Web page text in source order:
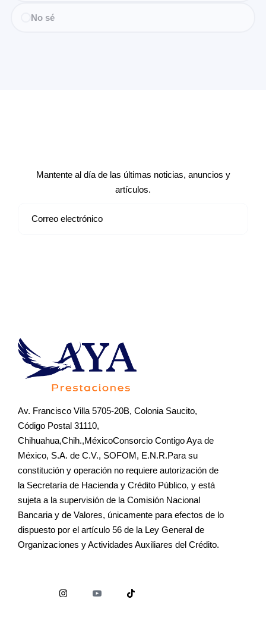
No sé
Mantente al día de las últimas noticias, anuncios y
artículos.
Av. Francisco Villa 5705-20B, Colonia Saucito,
Código Postal 31110,
Chihuahua,Chih.,MéxicoConsorcio Contigo Aya de
México, S.A. de C.V., SOFOM, E.N.R.Para su
constitución y operación no requiere autorización de
la Secretaría de Hacienda y Crédito Público, y está
sujeta a la supervisión de la Comisión Nacional
Bancaria y de Valores, únicamente para efectos de lo
dispuesto por el artículo 56 de la Ley General de
Organizaciones y Actividades Auxiliares del Crédito.